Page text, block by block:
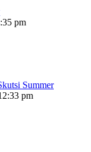
pm
Summer
pm